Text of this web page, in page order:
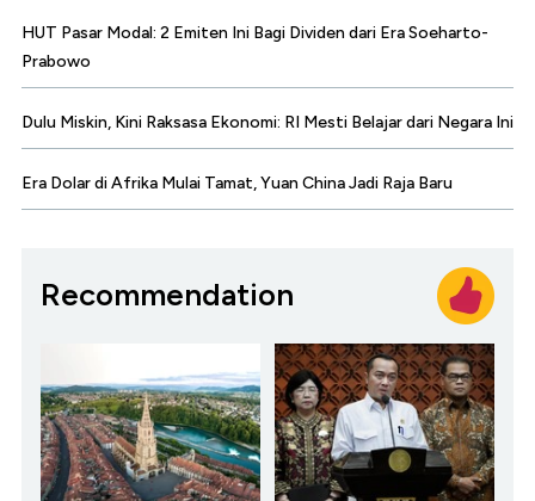
HUT Pasar Modal: 2 Emiten Ini Bagi Dividen dari Era Soeharto-
Prabowo
Dulu Miskin, Kini Raksasa Ekonomi: RI Mesti Belajar dari Negara Ini
Era Dolar di Afrika Mulai Tamat, Yuan China Jadi Raja Baru
Recommendation